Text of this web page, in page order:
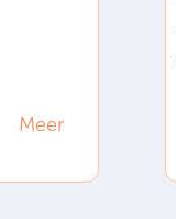
Meer